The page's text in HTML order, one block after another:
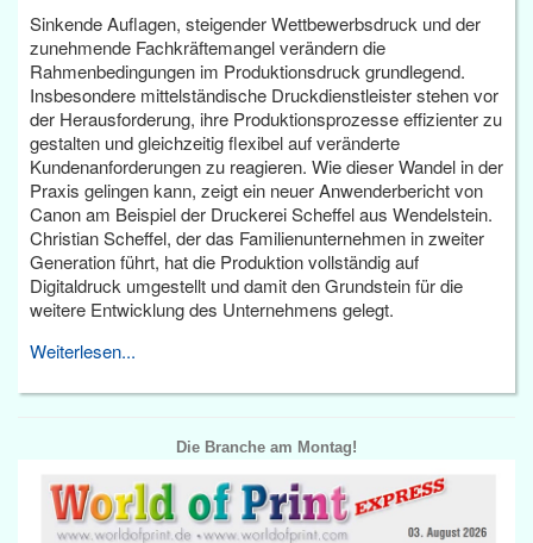
Sinkende Auflagen, steigender Wettbewerbsdruck und der
zunehmende Fachkräftemangel verändern die
Rahmenbedingungen im Produktionsdruck grundlegend.
Insbesondere mittelständische Druckdienstleister stehen vor
der Herausforderung, ihre Produktionsprozesse effizienter zu
gestalten und gleichzeitig flexibel auf veränderte
Kundenanforderungen zu reagieren. Wie dieser Wandel in der
Praxis gelingen kann, zeigt ein neuer Anwenderbericht von
Canon am Beispiel der Druckerei Scheffel aus Wendelstein.
Christian Scheffel, der das Familienunternehmen in zweiter
Generation führt, hat die Produktion vollständig auf
Digitaldruck umgestellt und damit den Grundstein für die
weitere Entwicklung des Unternehmens gelegt.
Weiterlesen...
Die Branche am Montag!